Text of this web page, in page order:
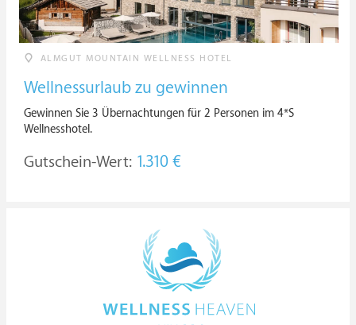
ALMGUT MOUNTAIN WELLNESS HOTEL
Wellnessurlaub zu gewinnen
Gewinnen Sie 3 Übernachtungen für 2 Personen im 4*S
Wellnesshotel.
Gutschein-Wert: 1.310 €